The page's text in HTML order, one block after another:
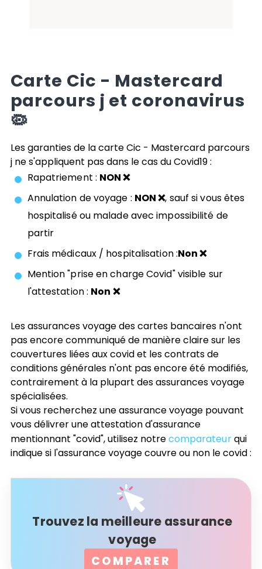
Carte Cic - Mastercard
parcours j et coronavirus
🦠
Les garanties de la carteCic - Mastercard parcours
jne s'appliquent pas dans le cas du Covid19 :
Rapatriement : NON ❌
Annulation de voyage : NON ❌, sauf si vous êtes
hospitalisé ou malade avec impossibilité de
partir
Frais médicaux / hospitalisation :Non ❌
Mention "prise en charge Covid" visible sur
l'attestation : Non ❌
Les assurances voyage des cartes bancaires n'ont
pas encore communiqué de manière claire sur les
couvertures liées aux covid et les contrats de
conditions générales n'ont pas encore été modifiés,
contrairement à la plupart des assurances voyage
spécialisées.
Si vous recherchez une assurance voyage pouvant
vous délivrer une attestation d'assurance
mentionnant "covid", utilisez notrecomparateurqui
indique si l'assurance voyage couvre ou non le covid :
Trouvez la meilleure assurance
voyage
COMPARER